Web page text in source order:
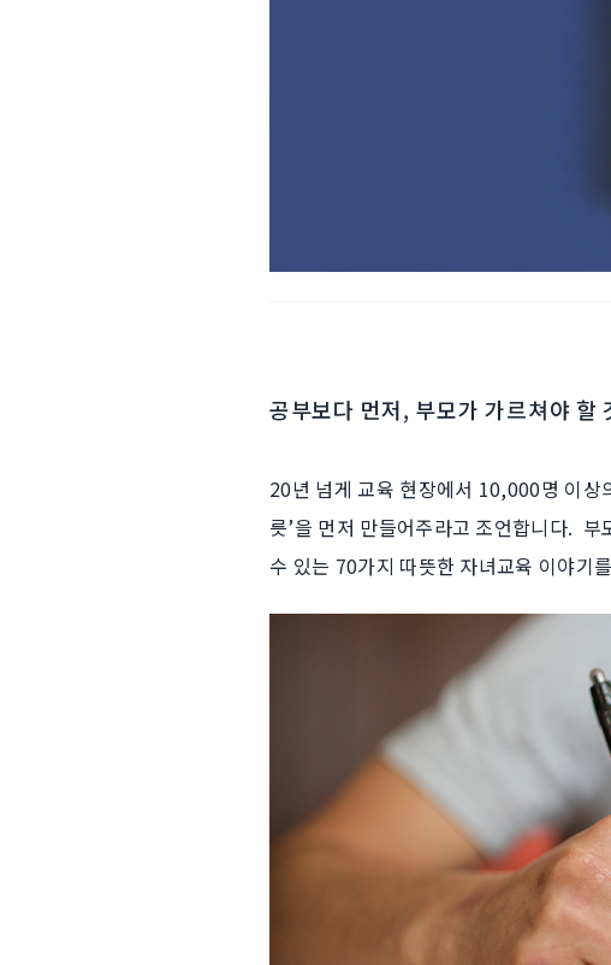
공부보다 먼저, 부모가 가르쳐야 할
20년 넘게 교육 현장에서 10,000명 이상
릇’을 먼저 만들어주라고 조언합니다.
수 있는 70가지 따뜻한 자녀교육 이야기